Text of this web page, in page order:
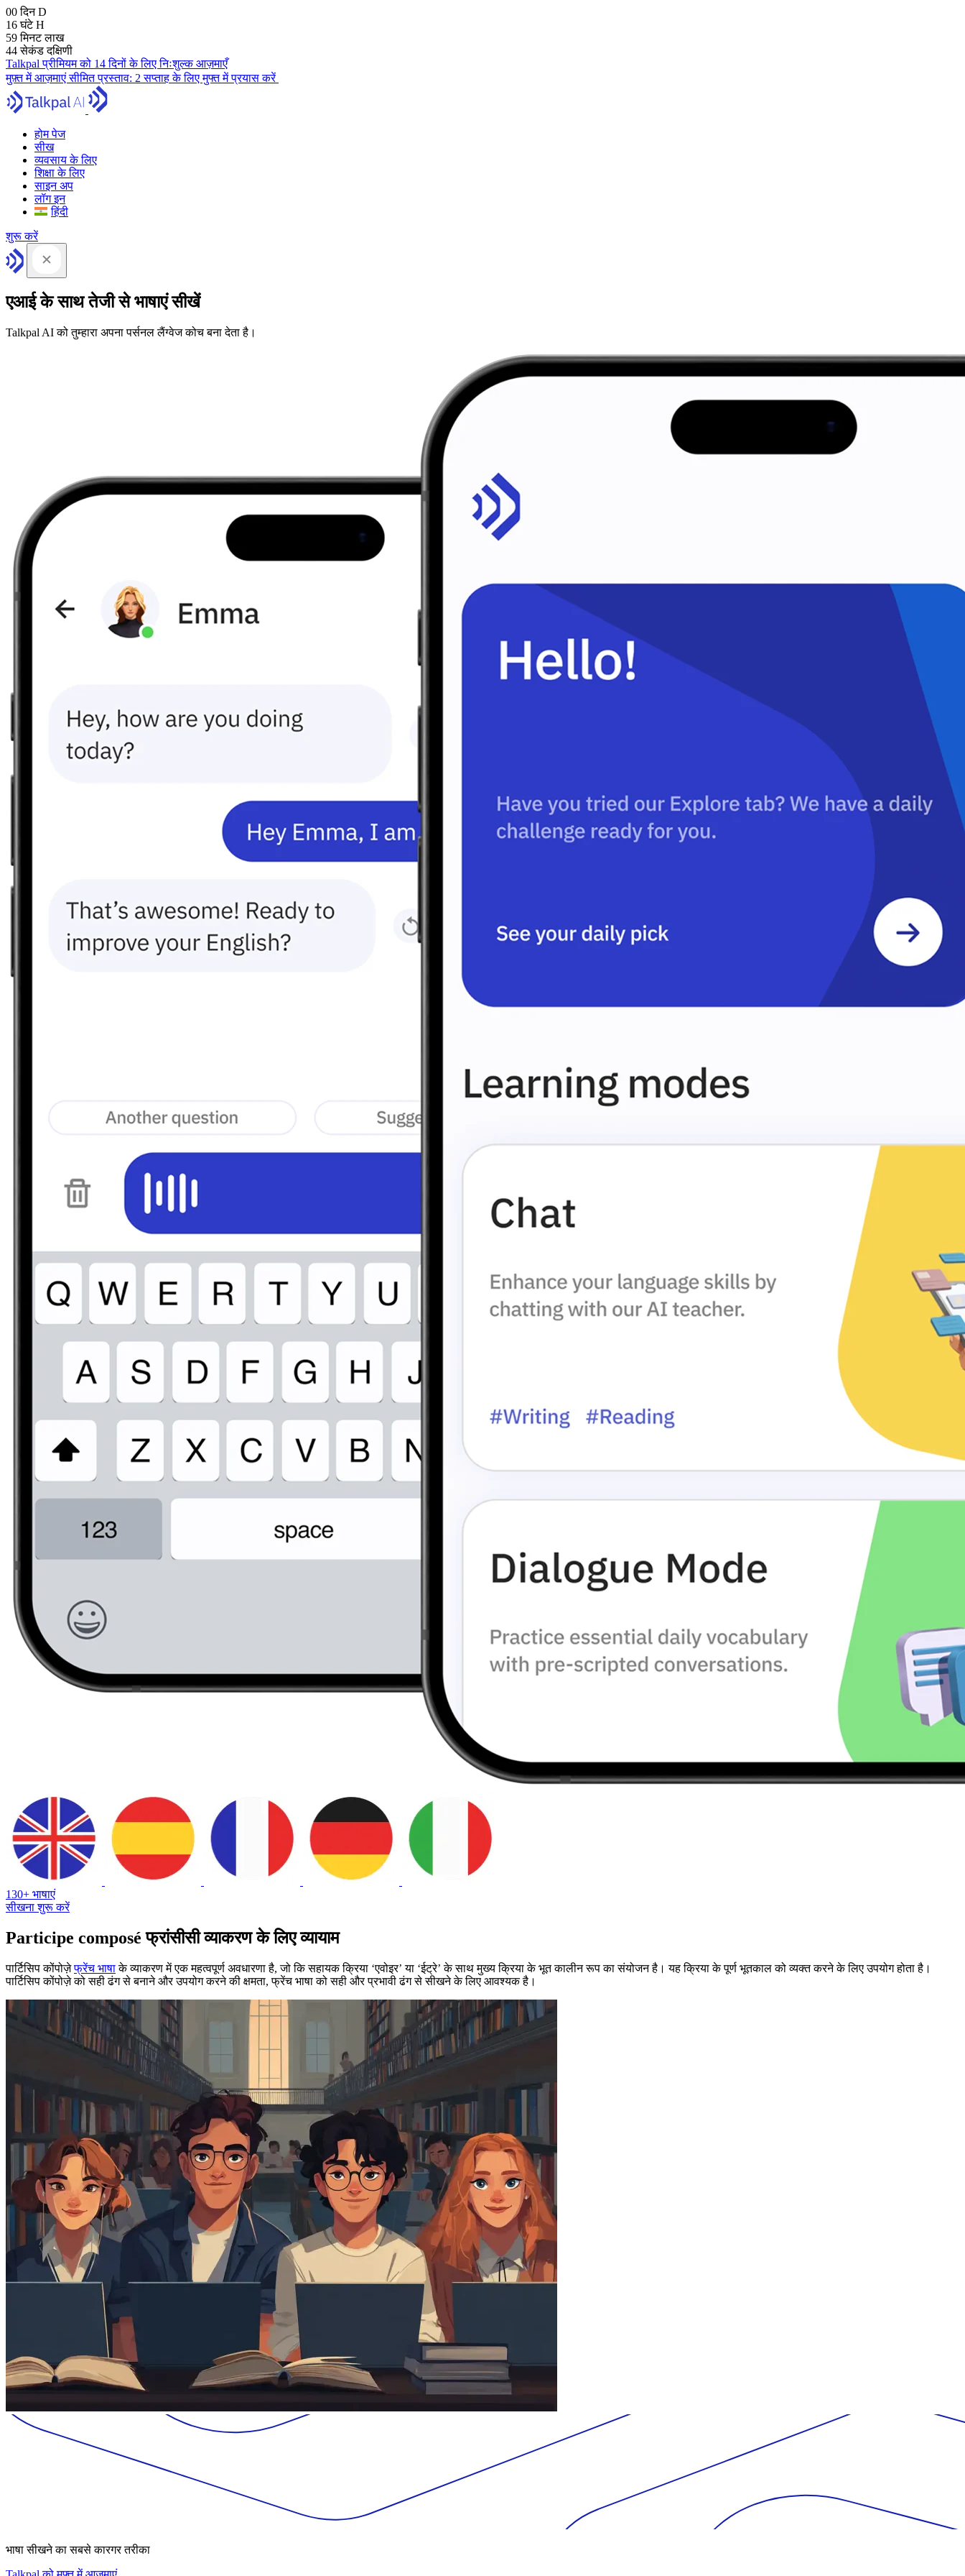
00 दिनD
16 घंटेH
59 मिनटलाख
43 सेकंडदक्षिणी
Talkpal प्रीमियम को 14 दिनों के लिए निःशुल्क आज़माएँ
मुफ़्त में आज़माएंसीमित प्रस्ताव: 2 सप्ताह के लिए मुफ्त में प्रयास करें
होम पेज
सीख
व्यवसाय के लिए
शिक्षा के लिए
साइन अप
लॉग इन
हिंदी
शुरू करें
एआई के साथ तेजी से भाषाएं सीखें
Talkpal AI को तुम्हारा अपना पर्सनल लैंग्वेज कोच बना देता है।
130+ भाषाएं
सीखना शुरू करें
Participe composé फ्रांसीसी व्याकरण के लिए व्यायाम
पार्टिसिप कोंपोज़ेफ्रेंच भाषाके व्याकरण में एक महत्वपूर्ण अवधारणा है, जो कि सहायक क्रिया ‘एवोइर’ या ‘ईट्रे’ के साथ मुख्य क्रिया के भूत कालीन रूप का संयोजन है। यह क्रिया के पूर्ण भूतकाल को व्यक्त करने के लिए उपयोग होता है।
पार्टिसिप कोंपोज़े को सही ढंग से बनाने और उपयोग करने की क्षमता, फ्रेंच भाषा को सही और प्रभावी ढंग से सीखने के लिए आवश्यक है।
भाषा सीखने का सबसे कारगर तरीका